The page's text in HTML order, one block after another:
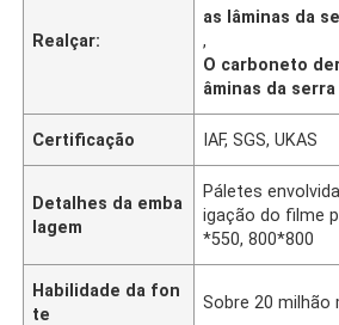
Realçar:
as lâminas da
,
O carboneto
âminas da
Certificação IAF, SGS, UKAS
Detalhes da emba
lagem
Páletes
igação do filme
*550, 800*800
Habilidade da fon
te
Sobre 20 milhão